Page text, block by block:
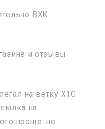
ВХК
и отзывы
на ветку XTC
на
проще, не